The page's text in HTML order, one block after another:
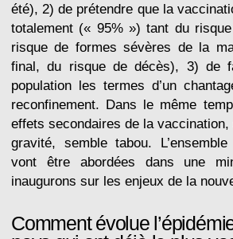
été), 2) de prétendre que la
totalement (« 95% ») tant du risque
risque de formes sévères de la
final, du risque de décès), 3) de
population les termes d’un
reconfinement. Dans le même
effets secondaires de la
gravité, semble tabou.
vont être abordées dans une
inaugurons sur les enjeux de la
Comment évolue